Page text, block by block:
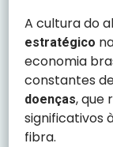
A cultura do
estratégico
economia
constantes
doenças, que
significativos
fibra.